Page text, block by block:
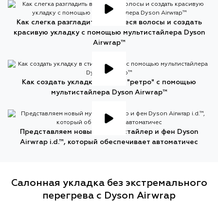
Как слегка разгладить вьющиеся волосы и создать
красивую укладку с помощью мультистайлера Dyson
Airwrap™
Как создать укладку в стиле "ретро" с помощью
мультистайлера Dyson Airwrap™
Представляем новый мультистайлер и фен Dyson
Airwrap i.d.™, который обеспечивает автоматичес
Салонная укладка без экстремального
перегрева с Dyson Airwrap